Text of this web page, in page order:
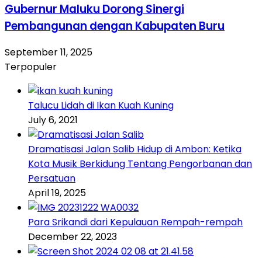
Gubernur Maluku Dorong Sinergi
Pembangunan dengan Kabupaten Buru
September 11, 2025
Terpopuler
Talucu Lidah di Ikan Kuah Kuning
July 6, 2021
Dramatisasi Jalan Salib Hidup di Ambon: Ketika
Kota Musik Berkidung Tentang Pengorbanan dan
Persatuan
April 19, 2025
Para Srikandi dari Kepulauan Rempah-rempah
December 22, 2023